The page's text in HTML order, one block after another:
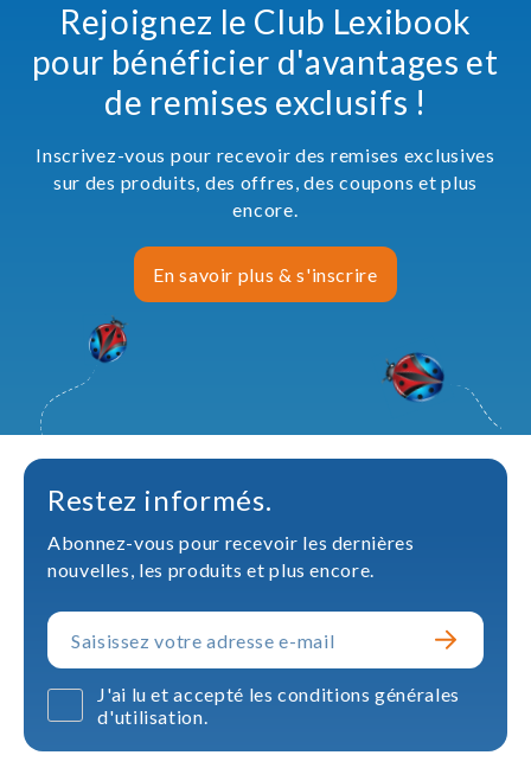
Rejoignez le Club Lexibook
pour bénéficier d'avantages et
de remises exclusifs !
Inscrivez-vous pour recevoir des remises exclusives
sur des produits, des offres, des coupons et plus
encore.
En savoir plus & s'inscrire
Restez informés.
Abonnez-vous pour recevoir les dernières
nouvelles, les produits et plus encore.
J'ai lu et accepté les conditions générales
d'utilisation.